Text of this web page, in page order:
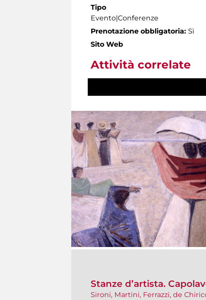
Tipo
Evento|Conferenze
Prenotazione obbligatoria: Sì
Sito Web
Attività correlate
Stanze d’artista.
Sironi, Martini, Ferrazzi, de